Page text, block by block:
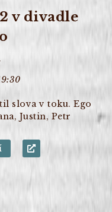
v divadle
slova v toku. Ego
Justin, Petr